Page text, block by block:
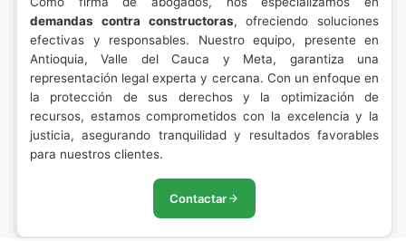
demandas contra constructoras, ofreciendo soluciones
efectivas y responsables. Nuestro equipo, presente en
Antioquia, Valle del Cauca y Meta, garantiza una
representación legal experta y cercana. Con un enfoque en
la protección de sus derechos y la optimización de
recursos, estamos comprometidos con la excelencia y la
justicia, asegurando tranquilidad y resultados favorables
para nuestros clientes.
Contactar